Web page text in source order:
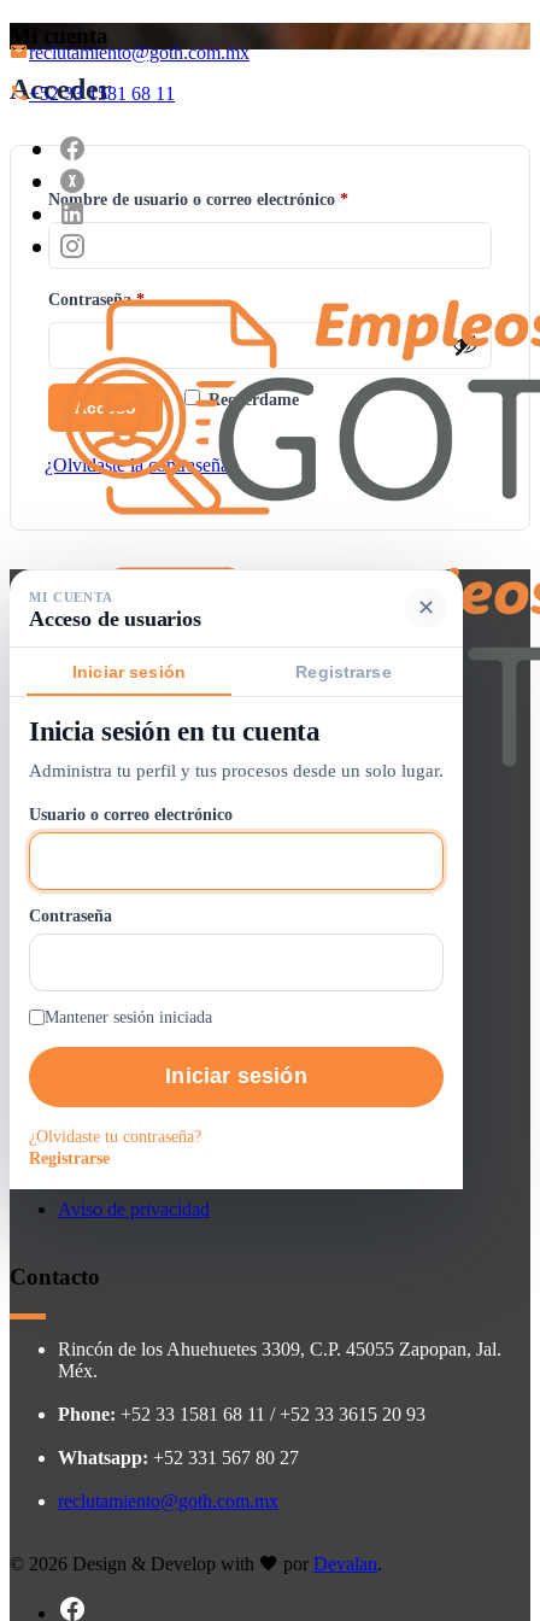
reclutamiento@goth.com.mx
+52 33 1581 68 11
0
Entrar / Registrarse
Mi cuenta
Acceder
Nombre de usuario o correo electrónico *Obligatorio
Contraseña*Obligatorio
Recuérdame
Acceso
¿Olvidaste la contraseña?
MI CUENTA
Acceso de usuarios ✕
Iniciar sesión Registrarse
Inicia sesión en tu cuenta
Administra tu perfil y tus procesos desde un solo lugar.
Usuario o correo electrónico
Contraseña
Mantener sesión iniciada
Iniciar sesión
¿Olvidaste tu contraseña?
Registrarse
Buscador de empleos
Iniciar sesión / crear cuenta
Lista de Vacantes
Alertas
Trabajos GOTH
Quienes Somos
Contacto
Aviso de privacidad
Contacto
Rincón de los Ahuehuetes 3309, C.P. 45055 Zapopan, Jal.
Méx.
Phone: +52 33 1581 68 11 / +52 33 3615 20 93
Whatsapp: +52 331 567 80 27
reclutamiento@goth.com.mx
© 2026 Design & Develop with por Devalan.